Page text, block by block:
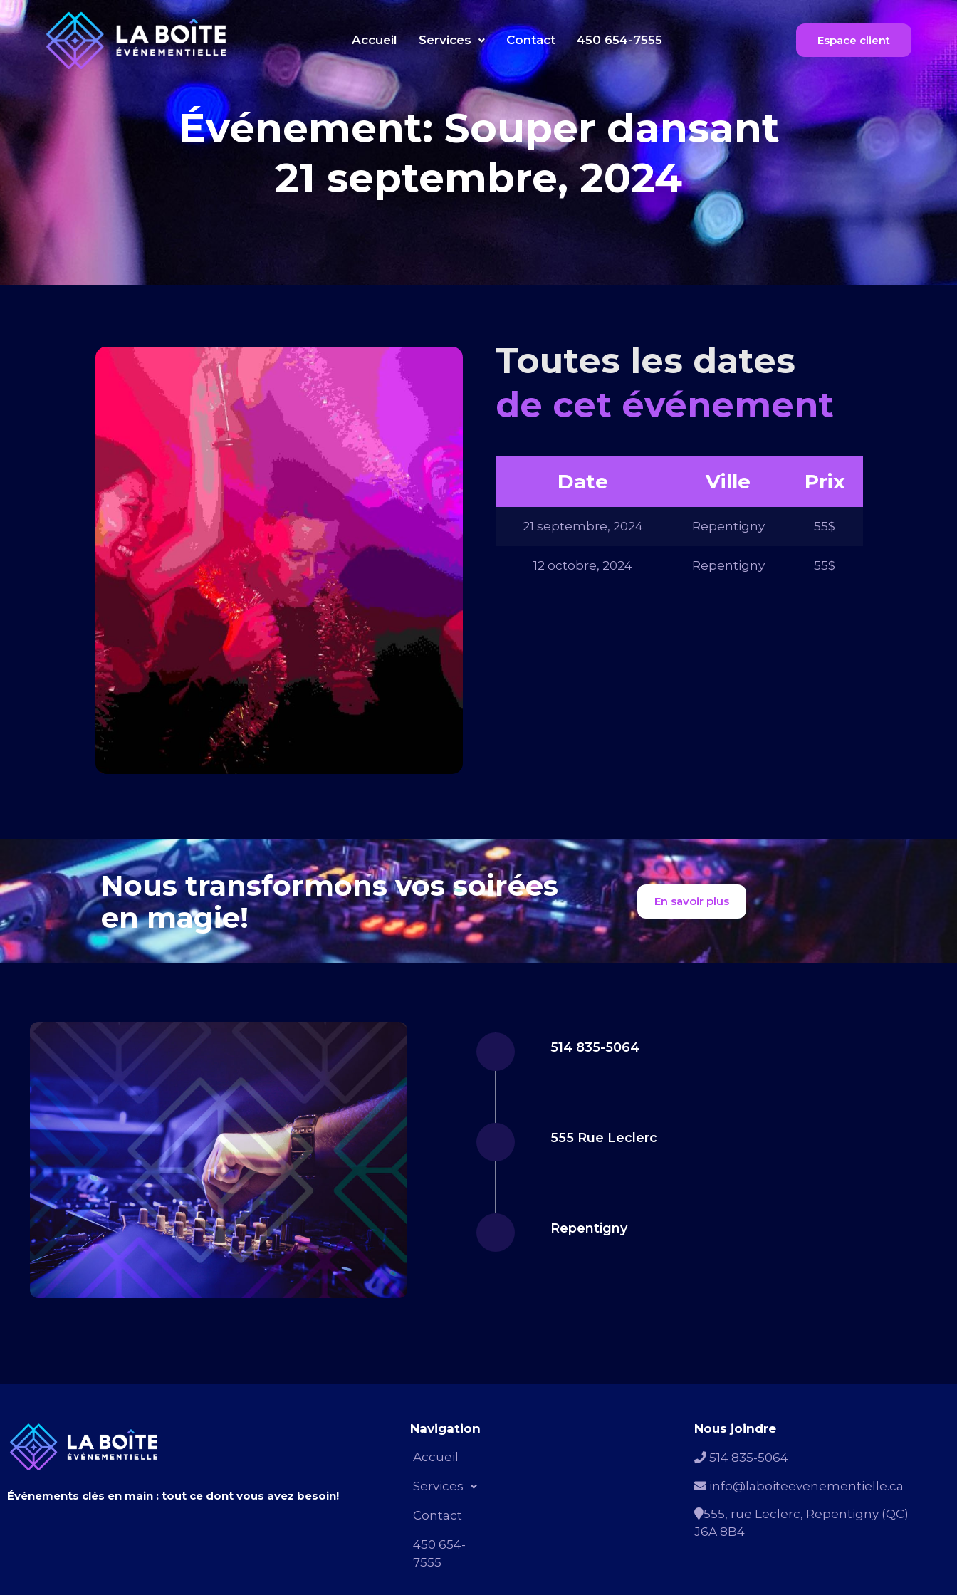
Accueil Services Contact 450 654-7555 Espace client
Événement: Souper dansant
21 septembre, 2024
Toutes les dates
de cet événement
Date Ville Prix
21 septembre, 2024 Repentigny 55$
12 octobre, 2024 Repentigny 55$
Nous transformons vos soirées
en magie!
En savoir plus
514 835-5064
555 Rue Leclerc
Repentigny
Événements clés en main : tout ce dont vous avez besoin!
Navigation
Accueil
Services
Contact
450 654-
7555
Nous joindre
514 835-5064
info@laboiteevenementielle.ca
555, rue Leclerc, Repentigny (QC)
J6A 8B4